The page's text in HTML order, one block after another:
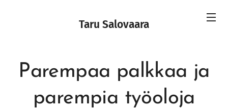
Taru Salovaara
Parempaa palkkaa ja
parempia työoloja